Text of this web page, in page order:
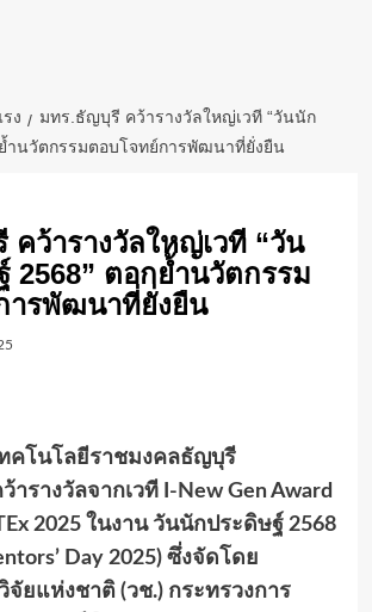
ง
มทร.ธัญบุรี คว้ารางวัลใหญ่เวที “วันนัก
ำนวัตกรรมตอบโจทย์การพัฒนาที่ยั่งยืน
ว้ารางวัลใหญ่เวที “วัน
2568” ตอกย้ำนวัตกรรม
ารพัฒนาที่ยั่งยืน
คโนโลยีราชมงคลธัญบุรี
ารางวัลจากเวที I-New Gen Award
2025 ในงาน วันนักประดิษฐ์ 2568
Day 2025) ซึ่งจัดโดย
จัยแห่งชาติ (วช.) กระทรวงการ